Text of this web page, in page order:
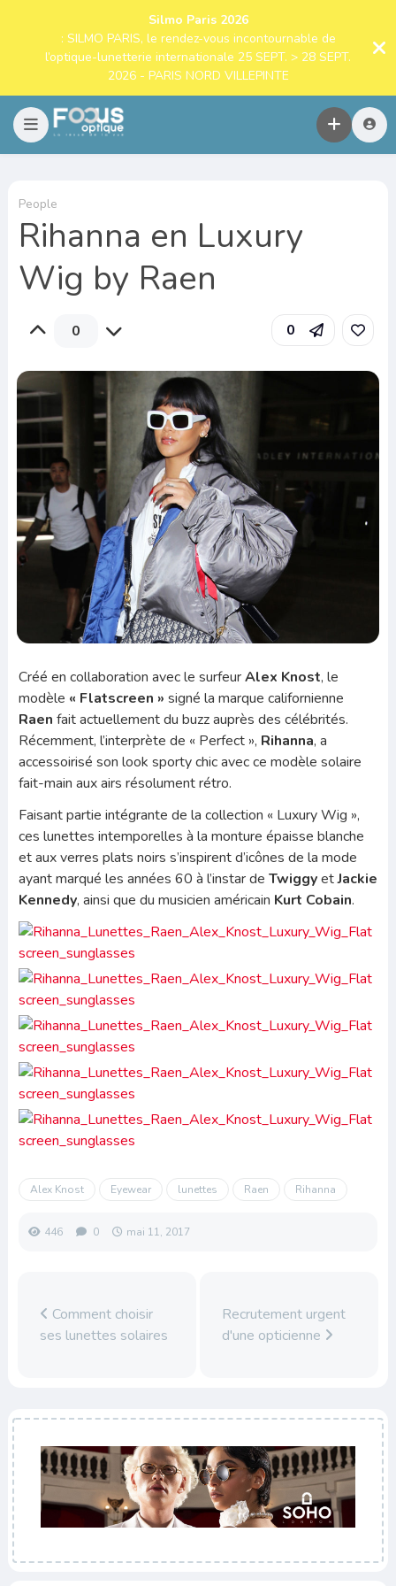
Silmo Paris 2026
: SILMO PARIS, le rendez-vous incontournable de
l’optique-lunetterie internationale 25 SEPT. > 28 SEPT.
2026 - PARIS NORD VILLEPINTE
People
Rihanna en Luxury
Wig by Raen
0 0
Créé en collaboration avec le surfeurAlex Knost, le
modèle « Flatscreen » signé la marque californienne
Raen fait actuellement du buzz auprès des célébrités.
Récemment, l’interprète de « Perfect », Rihanna, a
accessoirisé son look sporty chic avec ce modèle solaire
fait-main aux airs résolument rétro.
Faisant partie intégrante de la collection « Luxury Wig »,
ces lunettes intemporelles à la monture épaisse blanche
et aux verres plats noirs s’inspirent d’icônes de la mode
ayant marqué les années 60 à l’instar de TwiggyetJackie
Kennedy, ainsi que du musicien américain Kurt Cobain.
Alex Knost Eyewear lunettes Raen Rihanna
446 0 mai 11, 2017
Comment choisir
ses lunettes solaires
Recrutement urgent
d'une opticienne